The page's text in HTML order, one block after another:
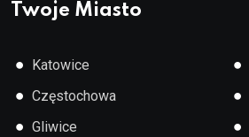
Twoje Miasto
● Katowice
● Częstochowa
● Gliwice
●
●
●